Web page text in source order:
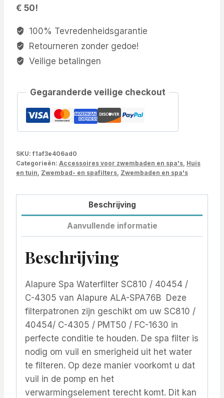
€ 50!
100% Tevredenheidsgarantie
Retourneren zonder gedoe!
Veilige betalingen
Gegaranderde veilige checkout
SKU: f1af3e406ad0
Categorieën: Accessoires voor zwembaden en spa's Huis
en tuin Zwembad- en spafilters Zwembaden en spa's
Beschrijving
Aanvullende informatie
Beschrijving
Alapure Spa Waterfilter SC810 / 40454 /
C-4305 van Alapure ALA-SPA76B Deze
filterpatronen zijn geschikt om uw SC810 /
40454/ C-4305 / PMT50 / FC-1630 in
perfecte conditie te houden. De spa filter is
nodig om vuil en smerigheid uit het water
te filteren. Op deze manier voorkomt u dat
vuil in de pomp en het
verwarmingselement terecht komt. Dit kan